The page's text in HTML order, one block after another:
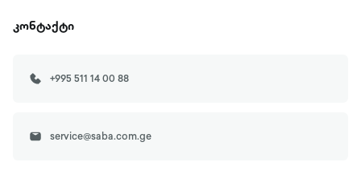
კონტაქტი
+995 511 14 00 88
service@saba.com.ge